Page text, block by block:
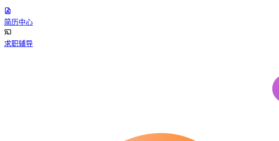
简历中心
求职辅导